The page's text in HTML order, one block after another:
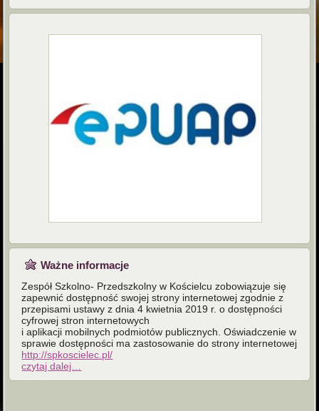
Ważne informacje
Zespół Szkolno- Przedszkolny w Kościelcu zobowiązuje się
zapewnić dostępność swojej strony internetowej zgodnie z
przepisami ustawy z dnia 4 kwietnia 2019 r. o dostępności
cyfrowej stron internetowych
i aplikacji mobilnych podmiotów publicznych. Oświadczenie w
sprawie dostępności ma zastosowanie do strony internetowej
http://spkoscielec.pl/
czytaj dalej…